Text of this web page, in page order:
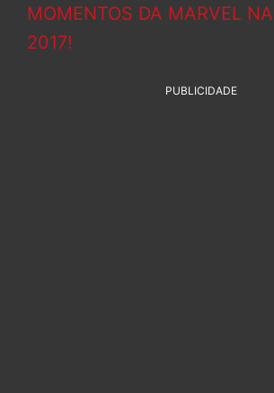
MOMENTOS DA MARVEL
2017!
PUBLICIDADE